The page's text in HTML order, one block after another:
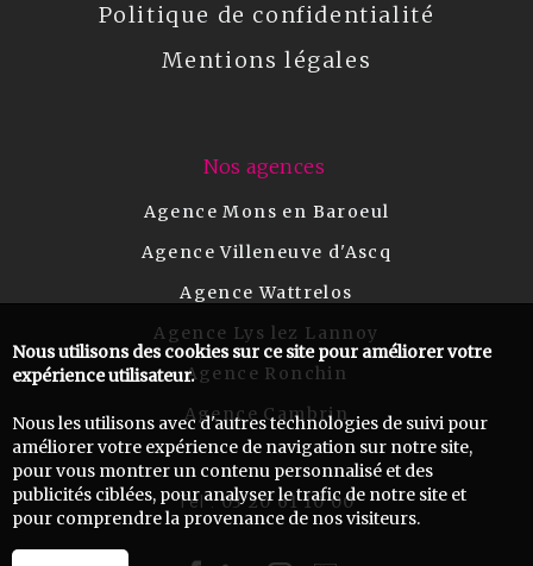
Politique de confidentialité
Mentions légales
Nos agences
Agence Mons en Baroeul
Agence Villeneuve d'Ascq
Agence Wattrelos
Agence Lys lez Lannoy
Agence Ronchin
Agence Cambrin
Tel :03 20 61 10 00
Nous utilisons des cookies sur ce site pour améliorer votre
expérience utilisateur.
Nous les utilisons avec d'autres technologies de suivi pour
améliorer votre expérience de navigation sur notre site,
pour vous montrer un contenu personnalisé et des
publicités ciblées, pour analyser le trafic de notre site et
pour comprendre la provenance de nos visiteurs.